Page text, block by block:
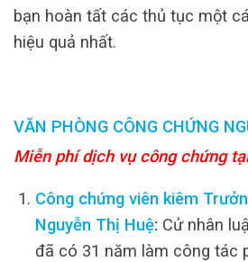
bạn hoàn tất các thủ tục một
hiệu quả nhất.
VĂN PHÒNG CÔNG CHỨNG
Miễn phí dịch vụ công chứng
Công chứng viên kiêm
Nguyễn Thị Huệ: Cử nhân
đã có 31 năm làm công tác